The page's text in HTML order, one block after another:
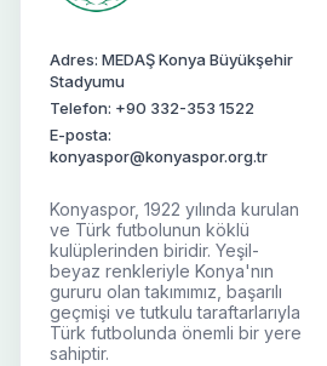
Adres: MEDAŞ Konya Büyükşehir
Stadyumu
Telefon: +90 332-353 1522
E-posta:
konyaspor@konyaspor.org.tr
Konyaspor, 1922 yılında kurulan
ve Türk futbolunun köklü
kulüplerinden biridir. Yeşil-
beyaz renkleriyle Konya'nın
gururu olan takımımız, başarılı
geçmişi ve tutkulu taraftarlarıyla
Türk futbolunda önemli bir yere
sahiptir.